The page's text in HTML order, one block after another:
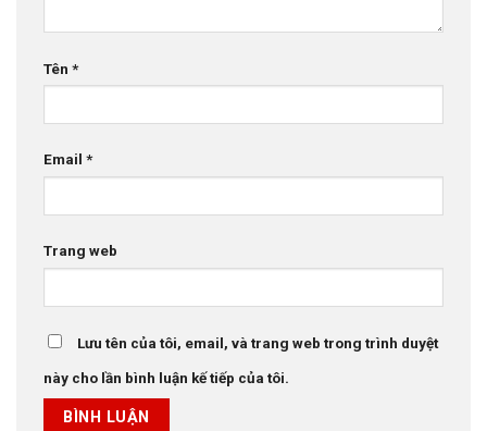
Tên *
Email *
Trang web
Lưu tên của tôi, email, và trang web trong trình duyệt
này cho lần bình luận kế tiếp của tôi.